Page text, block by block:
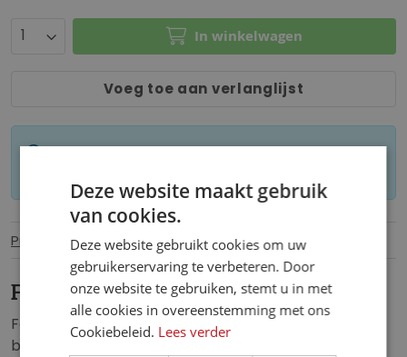
In winkelwagen
Voeg toe aan verlanglijst
Let op: op maat gemaakt behang kan niet
Productinformatie Specificaties
Fotobehang Bloem Close-up
Fotobehang van een close-up van een schitterende
bloem.
Deze website maakt gebruik
van cookies.
Deze website gebruikt cookies om uw
gebruikerservaring te verbeteren. Door
onze website te gebruiken, stemt u in met
alle cookies in overeenstemming met ons
Cookiebeleid. Lees verder